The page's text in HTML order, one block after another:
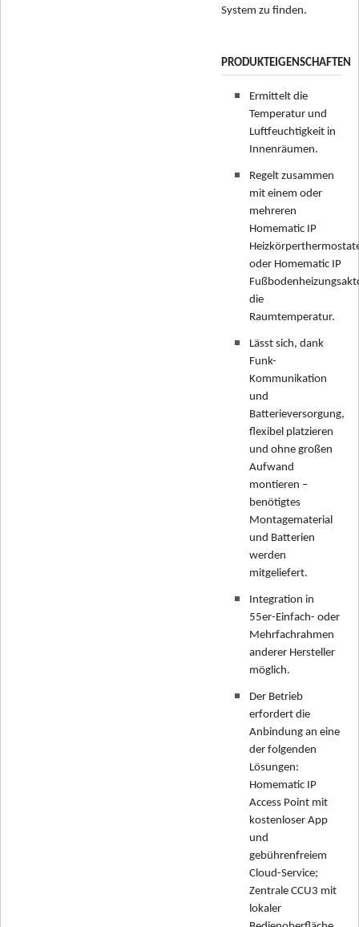
System zu finden.
PRODUKTEIGENSCHAFTEN
Ermittelt die
Temperatur und
Luftfeuchtigkeit in
Innenräumen.
Regelt zusammen
mit einem oder
mehreren
Homematic IP
oder Homematic IP
die
Raumtemperatur.
Lässt sich, dank
Funk-
Kommunikation
und
Batterieversorgung,
flexibel platzieren
und ohne großen
Aufwand
montieren –
benötigtes
Montagematerial
und Batterien
werden
mitgeliefert.
Integration in
55er-Einfach- oder
Mehrfachrahmen
anderer Hersteller
möglich.
Der Betrieb
erfordert die
Anbindung an eine
der folgenden
Lösungen:
Homematic IP
Access Point mit
kostenloser App
und
gebührenfreiem
Cloud-Service;
Zentrale CCU3 mit
lokaler